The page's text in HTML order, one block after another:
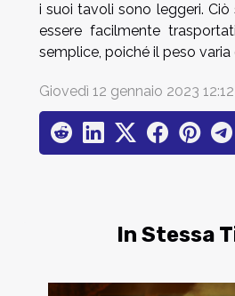
In Stessa
i suoi tavoli sono leggeri.
essere facilmente
semplice, poiché il peso varia
Giovedì 12 gennaio 2023 12:12